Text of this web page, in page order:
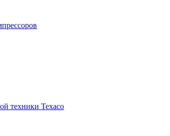
техники Texaco